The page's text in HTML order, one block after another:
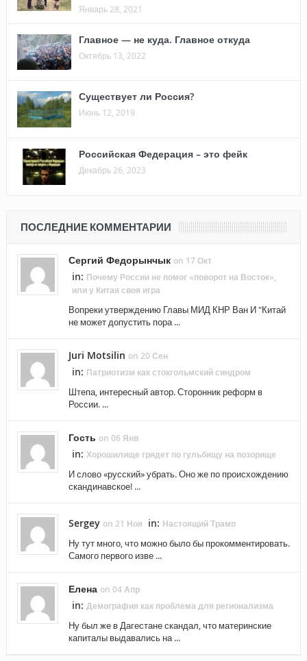
Январь 28, 2021
Главное — не куда. Главное откуда
Октябрь 13, 2022
Существует ли Россия?
Июнь 12, 2019
Российская Федерация – это фейк
Декабрь 26, 2023
ПОСЛЕДНИЕ КОММЕНТАРИИ
Сергий Федорынчык on 17 Окт
in: Почему России не помог «поворот на Восток»,
или у Китая своя игра
Вопреки утверждению Главы МИД КНР Ван И "Китай
не может допустить пора ...
Juri Motsilin on 20 Сен
in: Патриотизм как стокгольмский синдром
Штепа, интересный автор. Сторонник реформ в
России. ...
Гость on 06 Янв
in: Хорошилище грядет по гульбищу на позорище
И слово «русский» убрать. Оно же по происхождению
скандинавское! ...
Sergey on 21 Ноя in: Настоящий Трамп
Ну тут много, что можно было бы прокомментировать.
Самого первого изве ...
Елена on 04 Апр
in: Демография как проблема для регионализма
Ну был же в Дагестане скандал, что материнские
капиталы выдавались на ...